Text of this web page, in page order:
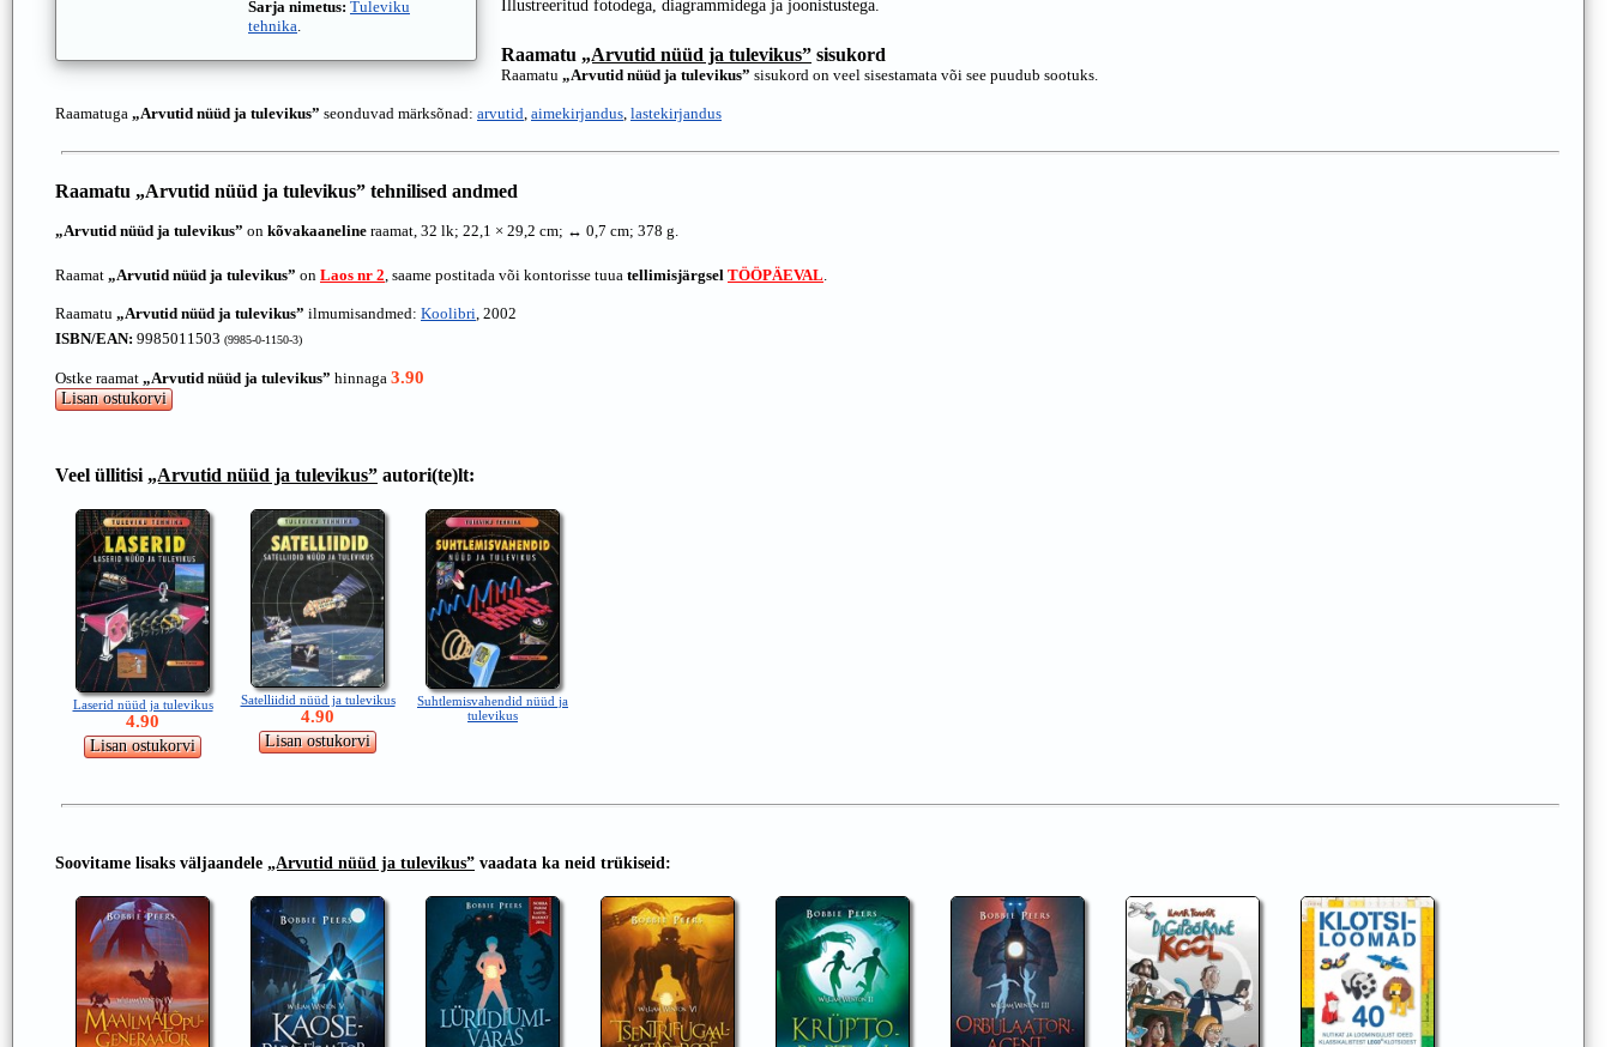
Sarja nimetus: Tuleviku
tehnika.
Illustreeritud fotodega, diagrammidega ja joonistustega.
Raamatu „Arvutid nüüd ja tulevikus” sisukord
Raamatu „Arvutid nüüd ja tulevikus” sisukord on veel sisestamata või see puudub sootuks.
Raamatuga „Arvutid nüüd ja tulevikus” seonduvad märksõnad: arvutid, aimekirjandus, lastekirjandus
Raamatu „Arvutid nüüd ja tulevikus” tehnilised andmed
„Arvutid nüüd ja tulevikus” on kõvakaaneline raamat, 32 lk; 22,1 × 29,2 cm; ↔ 0,7 cm; 378 g.
Raamat „Arvutid nüüd ja tulevikus” on Laos nr 2, saame postitada või kontorisse tuua tellimisjärgsel TÖÖPÄEVAL.
Raamatu „Arvutid nüüd ja tulevikus” ilmumisandmed: Koolibri, 2002
ISBN/EAN: 9985011503 (9985-0-1150-3)
Ostke raamat „Arvutid nüüd ja tulevikus” hinnaga 3.90
Veel üllitisi „Arvutid nüüd ja tulevikus” autori(te)lt:
Laserid nüüd ja tulevikus
4.90
Satelliidid nüüd ja tulevikus
4.90
Suhtlemisvahendid nüüd ja
tulevikus
Soovitame lisaks väljaandele „Arvutid nüüd ja tulevikus” vaadata ka neid trükiseid: